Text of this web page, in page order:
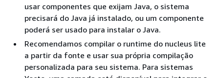
usar componentes que exijam Java, o sistema
precisará do Java já instalado, ou um componente
poderá ser usado para instalar o Java.
Recomendamos compilar o runtime do nucleus lite
a partir da fonte e usar sua própria compilação
personalizada para seu sistema. Para sistemas